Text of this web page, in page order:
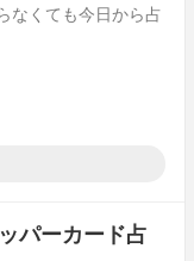
なくても今日から占
パーカード占